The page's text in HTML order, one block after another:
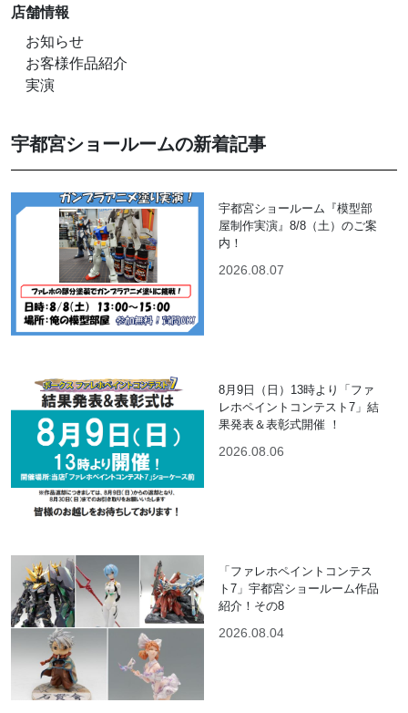
店舗情報
お知らせ
お客様作品紹介
実演
宇都宮ショールームの新着記事
宇都宮ショールーム『模型部
屋制作実演』8/8（土）のご案
内！
2026.08.07
8月9日（日）13時より「ファ
レホペイントコンテスト7」結
果発表＆表彰式開催 ！
2026.08.06
「ファレホペイントコンテス
ト7」宇都宮ショールーム作品
紹介！その8
2026.08.04